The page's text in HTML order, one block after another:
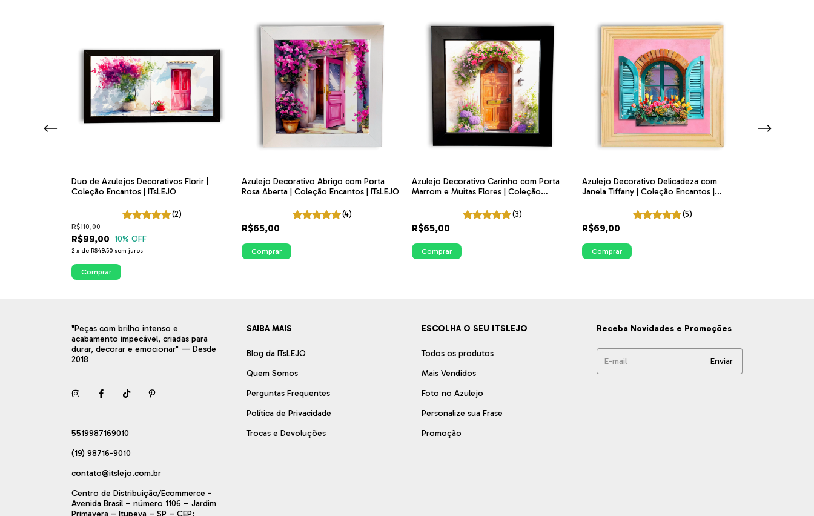
Duo de Azulejos Decorativos Florir |
Coleção Encantos | ITsLEJO
(2)
R$99,00
R$110,00
10% OFF
2 x de R$49,50 sem juros
Comprar
Azulejo Decorativo Abrigo com Porta
Rosa Aberta | Coleção Encantos | ITsLEJO
(4)
R$65,00
Comprar
Azulejo Decorativo Carinho com Porta
Marrom e Muitas Flores | Coleção
(3)
R$65,00
Comprar
Azulejo Decorativo Delicadeza com
Janela Tiffany | Coleção Encantos |
(5)
R$69,00
Comprar
"Peças com brilho intenso e
acabamento impecável, criadas para
durar, decorar e emocionar" — Desde
2018
5519987169010
(19) 98716-9010
contato@itslejo.com.br
Centro de Distribuição/Ecommerce -
Avenida Brasil – número 1106 – Jardim
Primavera – Itupeva – SP – CEP:
SAIBA MAIS
Blog da ITsLEJO
Quem Somos
Perguntas Frequentes
Política de Privacidade
Trocas e Devoluções
ESCOLHA O SEU ITSLEJO
Todos os produtos
Mais Vendidos
Foto no Azulejo
Personalize sua Frase
Promoção
Receba Novidades e Promoções